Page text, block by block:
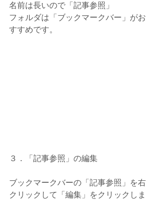
名前は長いので「記事参照」
フォルダは「ブックマークバー」がお
すすめです。
３．「記事参照」の編集
ブックマークバーの「記事参照」を右
クリックして「編集」をクリックしま